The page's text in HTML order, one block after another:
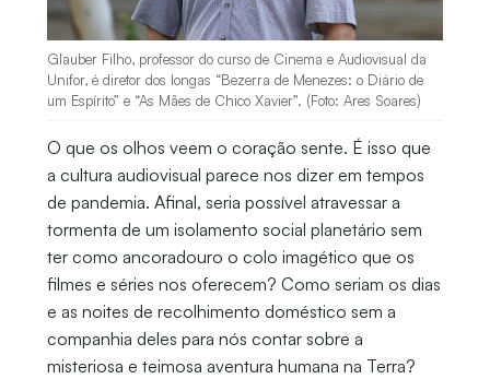
Glauber Filho, professor do curso de Cinema e Audiovisual da
Unifor, é diretor dos longas “Bezerra de Menezes: o Diário de
um Espírito” e “As Mães de Chico Xavier”. (Foto: Ares Soares)
O que os olhos veem o coração sente. É isso que
a cultura audiovisual parece nos dizer em tempos
de pandemia. Afinal, seria possível atravessar a
tormenta de um isolamento social planetário sem
ter como ancoradouro o colo imagético que os
filmes e séries nos oferecem? Como seriam os dias
e as noites de recolhimento doméstico sem a
companhia deles para nós contar sobre a
misteriosa e teimosa aventura humana na Terra?